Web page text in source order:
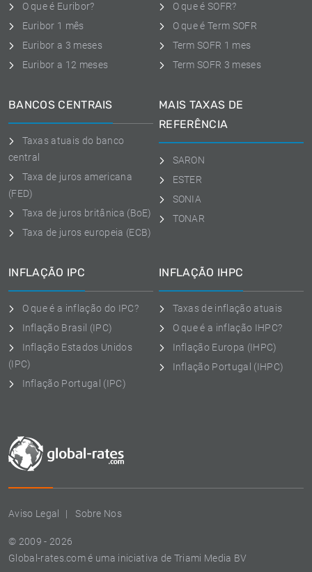
Aviso Legal Sobre Nos
© 2009 - 2026
Global-rates.com é uma iniciativa de Triami Media BV
O que é Euribor?
Euribor 1 mês
Euribor a 3 meses
Euribor a 12 meses
O que é SOFR?
O que é Term SOFR
Term SOFR 1 mes
Term SOFR 3 meses
BANCOS CENTRAIS
Taxas atuais do banco
central
Taxa de juros americana
(FED)
Taxa de juros britânica (BoE)
Taxa de juros europeia (ECB)
MAIS TAXAS DE
REFERÊNCIA
SARON
ESTER
SONIA
TONAR
INFLAÇÃO IPC
O que é a inflação do IPC?
Inflação Brasil (IPC)
Inflação Estados Unidos
(IPC)
Inflação Portugal (IPC)
INFLAÇÃO IHPC
Taxas de inflação atuais
O que é a inflação IHPC?
Inflação Europa (IHPC)
Inflação Portugal (IHPC)